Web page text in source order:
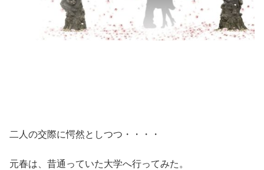
二人の交際に愕然としつつ・・・・
元春は、昔通っていた大学へ行ってみた。